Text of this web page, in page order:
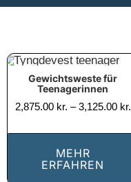
Gewichtsweste für
Teenagerinnen
2,875.00 kr. –3,125.00 kr.
MEHR
ERFAHREN